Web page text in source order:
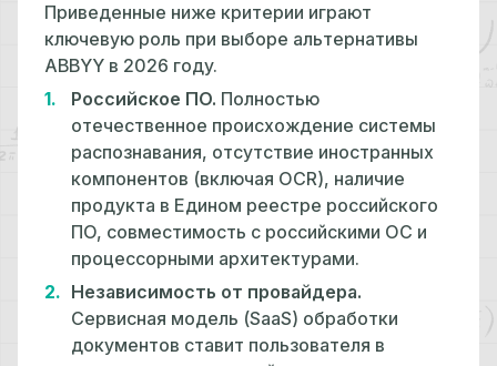
Приведенные ниже критерии играют
ключевую роль при выборе альтернативы
ABBYY в 2026 году.
Российское ПО. Полностью
отечественное происхождение системы
распознавания, отсутствие иностранных
компонентов (включая OCR), наличие
продукта в Едином реестре российского
ПО, совместимость с российскими ОС и
процессорными архитектурами.
Независимость от провайдера.
Сервисная модель (SaaS) обработки
документов ставит пользователя в